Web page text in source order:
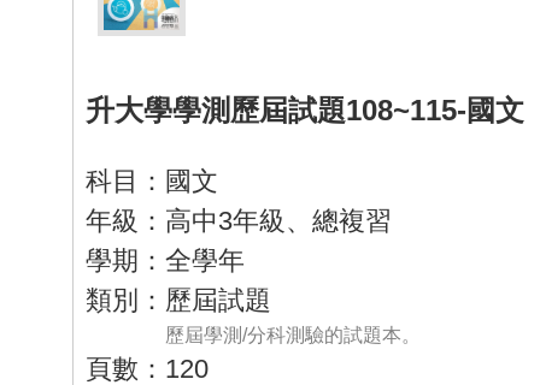
升大學學測歷屆試題108~115-國文
科目：國文
年級：高中3年級、總複習
學期：全學年
類別：歷屆試題
歷屆學測/分科測驗的試題本。
頁數：120